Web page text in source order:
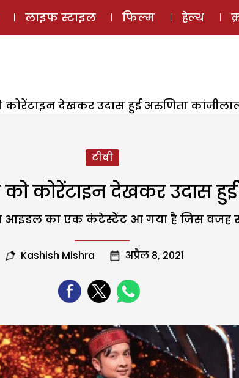
ई-मैगज़ीन
लाइफ स्टाइल फिल्म हेल्थ
कोरेंटाइन देखकर उदास हुई अरुणिता
टीवी
को कोरेंटाइन देखकर उदास
आइडल का एक कंटेस्टेेंट आ गया है जिस वजह
Kashish Mishra अप्रैल 8, 2021